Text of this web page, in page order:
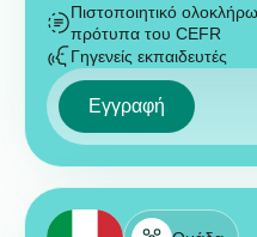
Πιστοποιητικό
πρότυπα του CEFR
Γηγενείς εκπαιδευτές
Εγγραφή